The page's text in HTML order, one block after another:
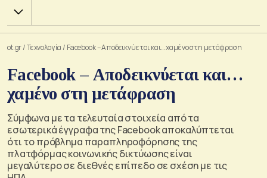
Χ.Α.
ot.gr/Τεχνολογία / Facebook – Αποδεικνύεται και… χαμένο στη μετάφραση
Facebook – Αποδεικνύεται και…
χαμένο στη μετάφραση
Σύμφωνα με τα τελευταία στοιχεία από τα
εσωτερικά έγγραφα της Facebook αποκαλύπτεται
ότι το πρόβλημα παραπληροφόρησης της
πλατφόρμας κοινωνικής δικτύωσης είναι
μεγαλύτερο σε διεθνές επίπεδο σε σχέση με τις